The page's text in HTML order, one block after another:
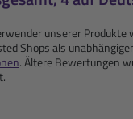
unserer
Shops als
. Ältere Bewertungen